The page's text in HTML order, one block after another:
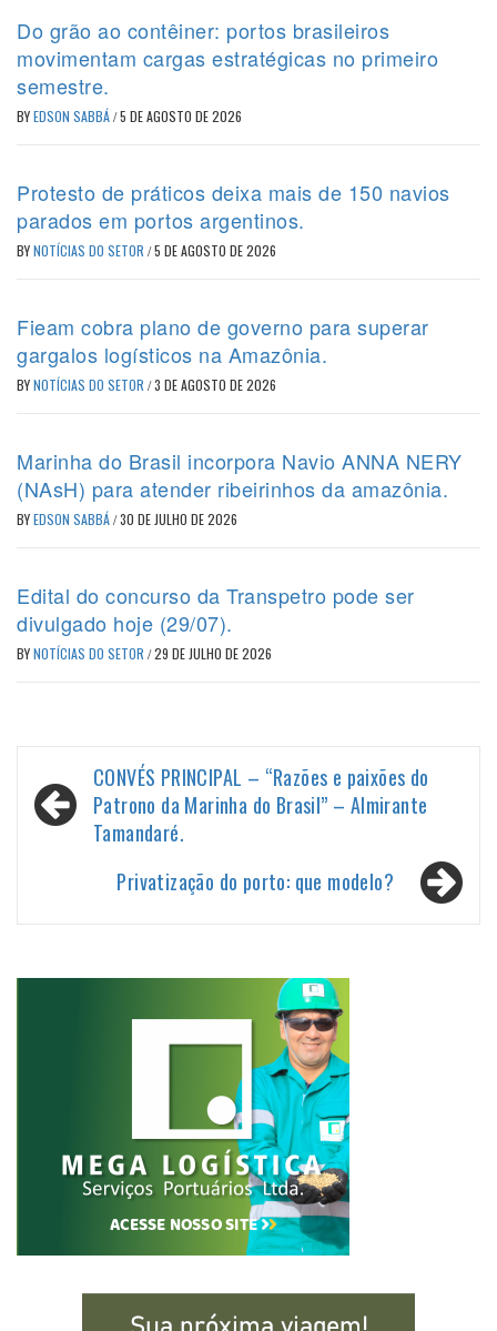
Do grão ao contêiner: portos brasileiros
movimentam cargas estratégicas no primeiro
semestre.
BYEDSON SABBÁ/5 DE AGOSTO DE 2026
Protesto de práticos deixa mais de 150 navios
parados em portos argentinos.
BYNOTÍCIAS DO SETOR /5 DE AGOSTO DE 2026
Fieam cobra plano de governo para superar
gargalos logísticos na Amazônia.
BYNOTÍCIAS DO SETOR /3 DE AGOSTO DE 2026
Marinha do Brasil incorpora Navio ANNA NERY
(NAsH) para atender ribeirinhos da amazônia.
BYEDSON SABBÁ/30 DE JULHO DE 2026
Edital do concurso da Transpetro pode ser
divulgado hoje (29/07).
BYNOTÍCIAS DO SETOR /29 DE JULHO DE 2026
Navegação
de
CONVÉS PRINCIPAL – “Razões e paixões do
Patrono da Marinha do Brasil” – Almirante
Tamandaré.
Privatização do porto: que modelo?